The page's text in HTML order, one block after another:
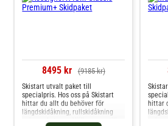
8495 kr (9185 kr)
Skistart utvalt paket till
specialpris. Hos oss på Skistart
hittar du allt du behöver för
längdskidåkning, rullskidåkning
och mycket mer. Välkommen till
hittar
och